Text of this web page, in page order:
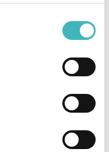
COLLADO